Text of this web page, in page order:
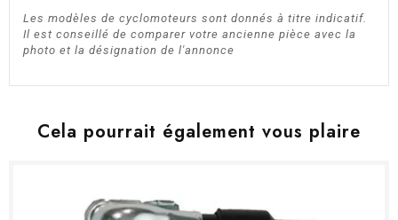
Les modèles de cyclomoteurs sont donnés à titre indicatif.
Il est conseillé de comparer votre ancienne pièce avec la
photo et la désignation de l'annonce
Cela pourrait également vous plaire